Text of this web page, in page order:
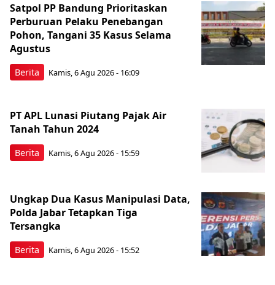
Berita
Satpol PP Bandung Prioritaskan
Perburuan Pelaku Penebangan
Pohon, Tangani 35 Kasus Selama
Agustus
Kamis, 6 Agu 2026 - 16:09
Berita
PT APL Lunasi Piutang Pajak Air
Tanah Tahun 2024
Kamis, 6 Agu 2026 - 15:59
Berita
Ungkap Dua Kasus Manipulasi Data,
Polda Jabar Tetapkan Tiga
Tersangka
Kamis, 6 Agu 2026 - 15:52